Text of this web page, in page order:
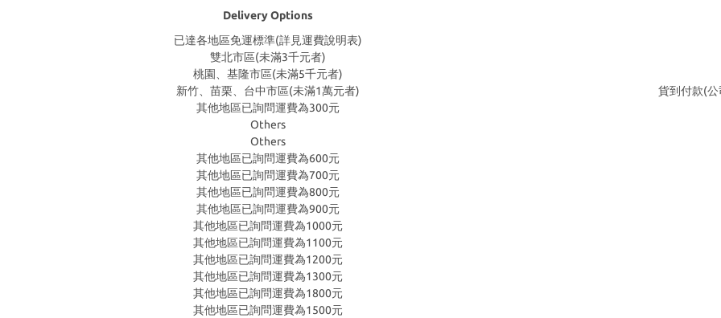
Delivery Options
已達各地區免運標準(詳見運費說明表)
雙北市區(未滿3千元者)
桃園、基隆市區(未滿5千元者)
新竹、苗栗、台中市區(未滿1萬元者)
其他地區已詢問運費為300元
Others
Others
其他地區已詢問運費為600元
其他地區已詢問運費為700元
其他地區已詢問運費為800元
其他地區已詢問運費為900元
其他地區已詢問運費為1000元
其他地區已詢問運費為1100元
其他地區已詢問運費為1200元
其他地區已詢問運費為1300元
其他地區已詢問運費為1800元
其他地區已詢問運費為1500元
貨到付款(